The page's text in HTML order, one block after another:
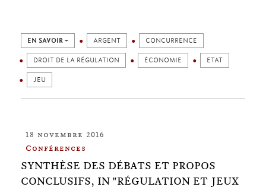
EN SAVOIR + ARGENT CONCURRENCE
DROIT DE LA RÉGULATION ÉCONOMIE ETAT
JEU
18 novembre 2016
Conférences
SYNTHÈSE DES DÉBATS ET PROPOS
CONCLUSIFS, IN "RÉGULATION ET JEUX